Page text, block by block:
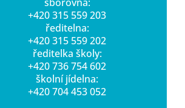
+420 315 559 203
ředitelna:
+420 315 559 202
ředitelka školy:
+420 736 754 602
školní jídelna:
+420 704 453 052